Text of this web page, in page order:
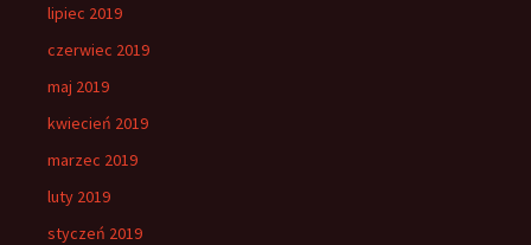
lipiec 2019
czerwiec 2019
maj 2019
kwiecień 2019
marzec 2019
luty 2019
styczeń 2019